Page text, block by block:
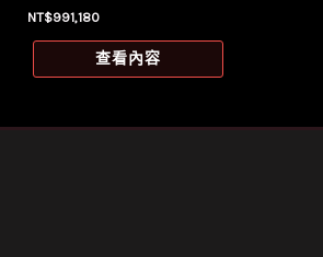
NT$991,180
查看內容